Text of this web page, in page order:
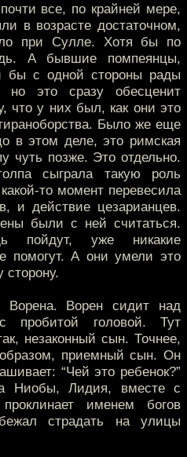
все, по крайней мере,
в возрасте достаточном,
при Сулле. Хотя бы по
А бывшие помпеянцы,
бы с одной стороны рады
но это сразу обесценит
что у них был, как они это
Было же еще
в этом деле, это римская
чуть позже. Это отдельно.
сыграла такую роль
то момент перевесила
и действие цезарианцев.
были с ней считаться.
пойдут, уже никакие
помогут. А они умели это
сторону.
Ворен сидит над
пробитой головой. Тут
незаконный сын. Точнее,
приемный сын. Он
“Чей это ребенок?”
Ниобы, Лидия, вместе с
именем богов
страдать на улицы